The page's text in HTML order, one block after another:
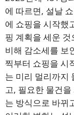
에 따르면, 설날
에 쇼핑을 시작했
핑 계획을 세운
비해 감소세를 보
찍부터 쇼핑을 시
는 미리 멀리까지
고, 필요한 물건
는 방식으로 바뀌